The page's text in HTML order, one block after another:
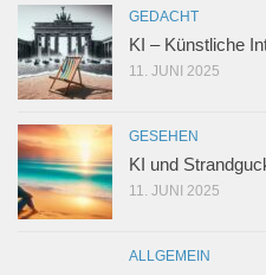
GEDACHT
KI – Künstliche
11. JUNI 2025
GESEHEN
KI und
11. JUNI 2025
ALLGEMEIN